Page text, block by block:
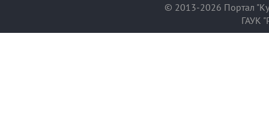
© 2013-2026 Портал
ГАУК